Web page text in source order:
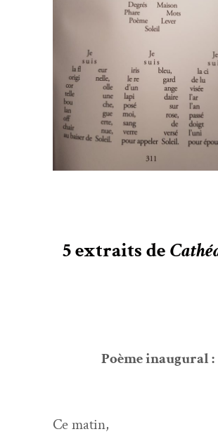
5 extraits de
Poème inau­gur­al :
Ce matin,